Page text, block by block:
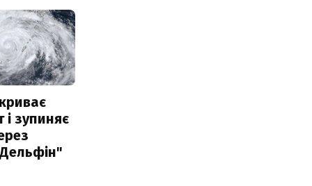
і зупиняє